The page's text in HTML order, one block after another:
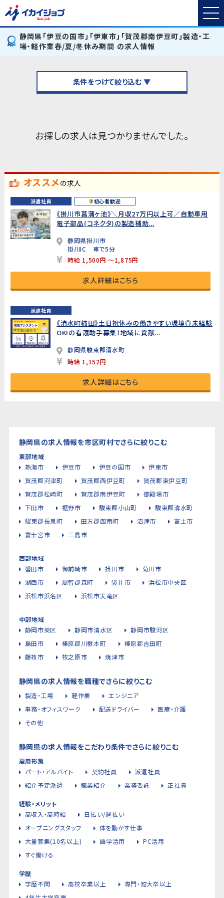
静岡県「伊豆の国市」「伊東市」「賀茂郡南伊豆町」製造・工
場・軽作業春/夏/冬休み期間 の求人情報
条件をつけて絞り込む ▼
お探しの求人は見つかりませんでした。
オススメの求人
派遣社員 初心者歓迎
《掛川市菖蒲ヶ池》＼月収27万円以上可／自動車用
電子部品(コネクタ)の製造補助...
静岡県掛川市
掛川IC 車で5分
時給 1,500円 ～1,875円
求人詳細はこちら
派遣社員
《清水町柿田》土日祝休みの働きやすい環境◎未経験
OK!の看護助手募集！地域に貢献...
静岡県駿東郡清水町
時給 1,152円
求人詳細はこちら
静岡県の求人情報を市区町村でさらに絞りこむ
東部地域
熱海市
伊豆市 伊豆の国市
伊東市
賀茂郡河津町
賀茂郡西伊豆町
賀茂郡東伊豆町
賀茂郡松崎町
賀茂郡南伊豆町
御殿場市
下田市
裾野市 駿東郡小山町
駿東郡清水町
駿東郡長泉町
田方郡函南町 沼津市
富士市
富士宮市
三島市
西部地域
磐田市
御前崎市 掛川市
菊川市
湖西市
周智郡森町 袋井市
浜松市中央区
浜松市浜名区
浜松市天竜区
中部地域
静岡市葵区
静岡市清水区
静岡市駿河区
島田市
榛原郡川根本町
榛原郡吉田町
藤枝市
牧之原市 焼津市
静岡県の求人情報を職種でさらに絞りこむ
製造・工場 軽作業
エンジニア
事務・オフィスワーク
配送ドライバー
医療・介護
その他
静岡県の求人情報をこだわり条件でさらに絞りこむ
雇用形態
パート・アルバイト
契約社員
派遣社員
紹介予定派遣
職業紹介 業務委託 正社員
経験・メリット
高収入・高時給
日払い/週払い
オープニングスタッフ
体を動かす仕事
大量募集(10名以上)
語学活用
PC活用
すぐ働ける
学歴
学歴不問
高校卒業以上
専門・短大卒以上